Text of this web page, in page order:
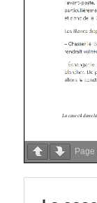
Page